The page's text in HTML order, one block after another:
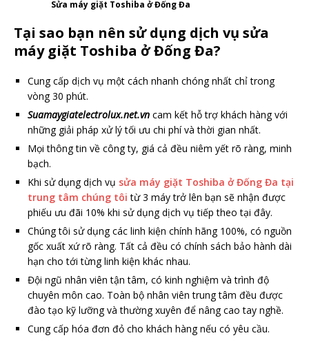
Sửa máy giặt Toshiba ở Đống Đa
Tại sao bạn nên sử dụng dịch vụ sửa
máy giặt Toshiba ở Đống Đa?
Cung cấp dịch vụ một cách nhanh chóng nhất chỉ trong
vòng 30 phút.
Suamaygiatelectrolux.net.vn cam kết hỗ trợ khách hàng với
những giải pháp xử lý tối ưu chi phí và thời gian nhất.
Mọi thông tin về công ty, giá cả đều niêm yết rõ ràng, minh
bạch.
Khi sử dụng dịch vụ sửa máy giặt Toshiba ở Đống Đa tại
trung tâm chúng tôi từ 3 máy trở lên bạn sẽ nhận được
phiếu ưu đãi 10% khi sử dụng dịch vụ tiếp theo tại đây.
Chúng tôi sử dụng các linh kiện chính hãng 100%, có nguồn
gốc xuất xứ rõ ràng. Tất cả đều có chính sách bảo hành dài
hạn cho tới từng linh kiện khác nhau.
Đội ngũ nhân viên tận tâm, có kinh nghiệm và trình độ
chuyên môn cao. Toàn bộ nhân viên trung tâm đều được
đào tạo kỹ lưỡng và thường xuyên để nâng cao tay nghề.
Cung cấp hóa đơn đỏ cho khách hàng nếu có yêu cầu.